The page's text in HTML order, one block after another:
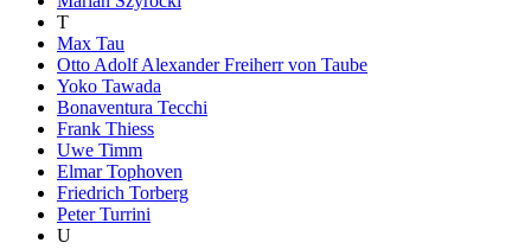
T
Max Tau
Otto Adolf Alexander Freiherr von Taube
Yoko Tawada
Bonaventura Tecchi
Frank Thiess
Uwe Timm
Elmar Tophoven
Friedrich Torberg
Peter Turrini
U